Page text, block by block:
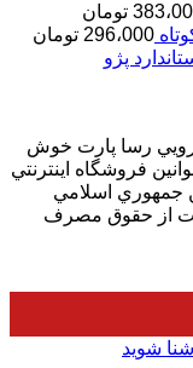
تومان
296،000 تومان
پژو
رسا پارت خوش
فروشگاه اينترنتي
جمهوري اسلامي
از حقوق مصرف